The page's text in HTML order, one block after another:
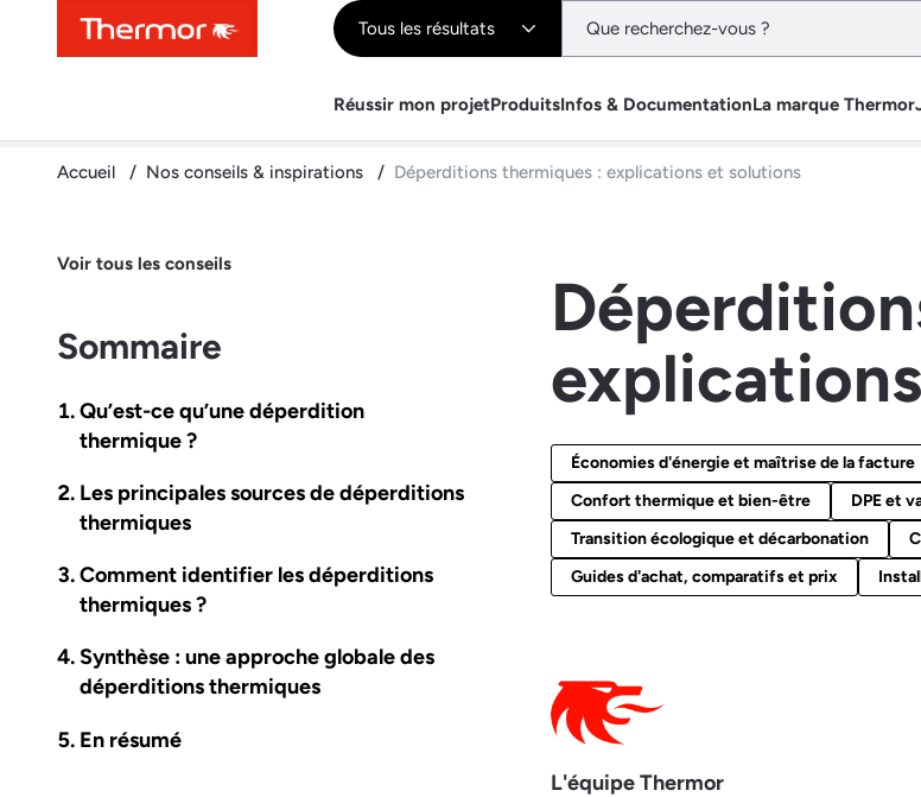
ContenuMenuRecherche Tous les résultats
Réussir mon projetProduitsInfos & DocumentationLa marque Thermor
Accueil Nos conseils & inspirations Déperditions thermiques : explications et solutions
Voir tous les conseils
Sommaire
Qu’est-ce qu’une déperdition
thermique ?
Les principales sources de déperditions
thermiques
Comment identifier les déperditions
thermiques ?
Synthèse : une approche globale des
déperditions thermiques
En résumé
Économies d'énergie et maîtrise de la facture
Confort thermique et bien-être
DPE et
Transition écologique et décarbonation
Guides d'achat, comparatifs et prix
L'équipe Thermor